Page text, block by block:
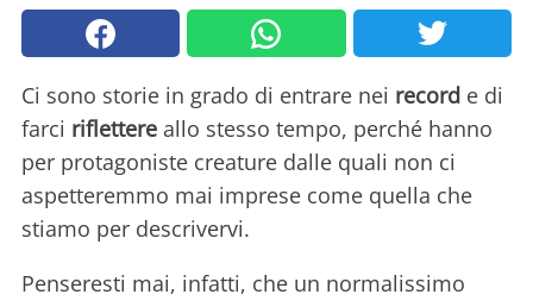
Ci sono storie in grado di entrare nei record e di
farci riflettere allo stesso tempo, perché hanno
per protagoniste creature dalle quali non ci
aspetteremmo mai imprese come quella che
stiamo per descrivervi.
Penseresti mai, infatti, che un normalissimo